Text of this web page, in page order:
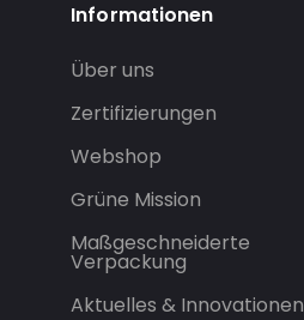
Informationen
Über uns
Zertifizierungen
Webshop
Grüne Mission
Maßgeschneiderte
Verpackung
Aktuelles & Innovationen